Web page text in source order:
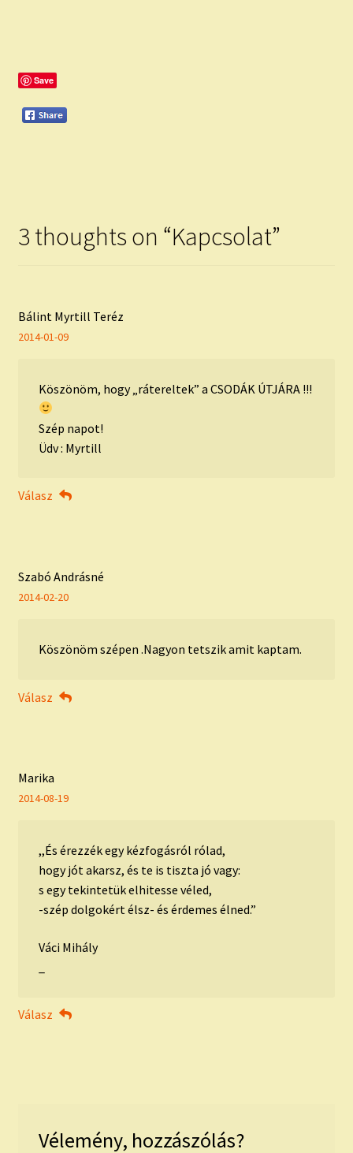
Save
3 thoughts on “Kapcsolat”
Bálint Myrtill Teréz
2014-01-09
Köszönöm, hogy „rátereltek” a CSODÁK ÚTJÁRA !!!
Szép napot!
Üdv : Myrtill
Válasz
Szabó Andrásné
2014-02-20
Köszönöm szépen .Nagyon tetszik amit kaptam.
Válasz
Marika
2014-08-19
,,És érezzék egy kézfogásról rólad,
hogy jót akarsz, és te is tiszta jó vagy:
s egy tekintetük elhitesse véled,
-szép dolgokért élsz- és érdemes élned.”
Váci Mihály
Válasz
Vélemény, hozzászólás?